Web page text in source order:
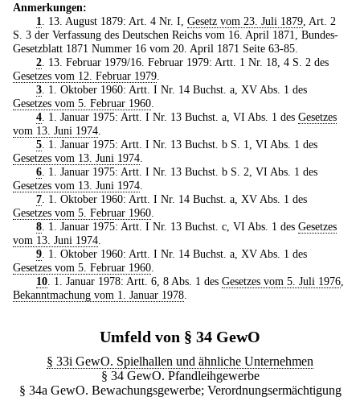
Anmerkungen:
1. 13. August 1879: Art. 4 Nr. I, Gesetz vom 23. Juli 1879, Art. 2
S. 3 der Verfassung des Deutschen Reichs vom 16. April 1871, Bundes-
Gesetzblatt 1871 Nummer 16 vom 20. April 1871 Seite 63-85.
2. 13. Februar 1979/16. Februar 1979: Artt. 1 Nr. 18, 4 S. 2 des
Gesetzes vom 12. Februar 1979.
3. 1. Oktober 1960: Artt. I Nr. 14 Buchst. a, XV Abs. 1 des
Gesetzes vom 5. Februar 1960.
4. 1. Januar 1975: Artt. I Nr. 13 Buchst. a, VI Abs. 1 des Gesetzes
vom 13. Juni 1974.
5. 1. Januar 1975: Artt. I Nr. 13 Buchst. b S. 1, VI Abs. 1 des
Gesetzes vom 13. Juni 1974.
6. 1. Januar 1975: Artt. I Nr. 13 Buchst. b S. 2, VI Abs. 1 des
Gesetzes vom 13. Juni 1974.
7. 1. Oktober 1960: Artt. I Nr. 14 Buchst. a, XV Abs. 1 des
Gesetzes vom 5. Februar 1960.
8. 1. Januar 1975: Artt. I Nr. 13 Buchst. c, VI Abs. 1 des Gesetzes
vom 13. Juni 1974.
9. 1. Oktober 1960: Artt. I Nr. 14 Buchst. a, XV Abs. 1 des
Gesetzes vom 5. Februar 1960.
10. 1. Januar 1978: Artt. 6, 8 Abs. 1 des Gesetzes vom 5. Juli 1976,
Bekanntmachung vom 1. Januar 1978.
Umfeld von § 34 GewO
§ 33i GewO. Spielhallen und ähnliche Unternehmen
§ 34 GewO. Pfandleihgewerbe
§ 34a GewO. Bewachungsgewerbe; Verordnungsermächtigung